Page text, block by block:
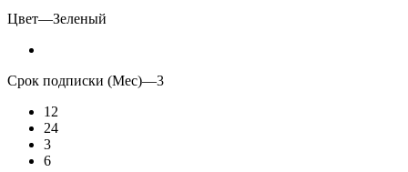
Цвет—Зеленый
Срок подписки (Мес)—3
12
24
3
6